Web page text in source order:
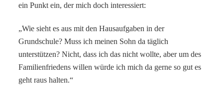
ein Punkt ein, der mich doch interessiert:
„Wie sieht es aus mit den Hausaufgaben in der
Grundschule? Muss ich meinen Sohn da täglich
unterstützen? Nicht, dass ich das nicht wollte, aber um des
Familienfriedens willen würde ich mich da gerne so gut es
geht raus halten.“